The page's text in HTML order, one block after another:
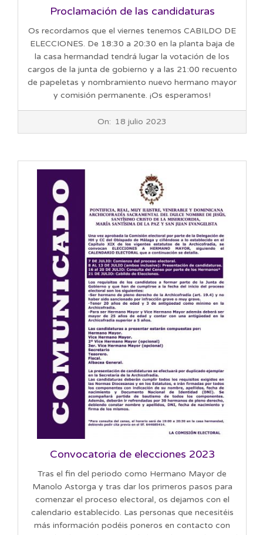
Proclamación de las candidaturas
Os recordamos que el viernes tenemos CABILDO DE
ELECCIONES. De 18:30 a 20:30 en la planta baja de
la casa hermandad tendrá lugar la votación de los
cargos de la junta de gobierno y a las 21:00 recuento
de papeletas y nombramiento nuevo hermano mayor
y comisión permanente. ¡Os esperamos!
On: 18 julio 2023
Convocatoria de elecciones 2023
Tras el fin del periodo como Hermano Mayor de
Manolo Astorga y tras dar los primeros pasos para
comenzar el proceso electoral, os dejamos con el
calendario establecido. Las personas que necesitéis
más información podéis poneros en contacto con